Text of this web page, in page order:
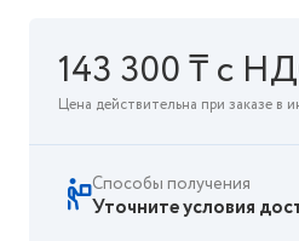
143 300 ₸ с
Цена действительна при заказе в
Способы получения
Уточните условия